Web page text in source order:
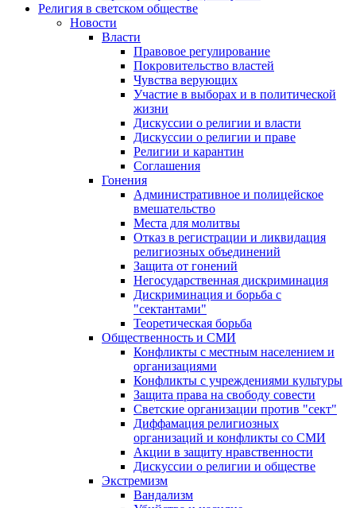
Религия в светском обществе
Новости
Власти
Правовое регулирование
Покровительство властей
Чувства верующих
Участие в выборах и в политической
жизни
Дискуссии о религии и власти
Дискуссии о религии и праве
Религии и карантин
Соглашения
Гонения
Административное и полицейское
вмешательство
Места для молитвы
Отказ в регистрации и ликвидация
религиозных объединений
Защита от гонений
Негосударственная дискриминация
Дискриминация и борьба с
"сектантами"
Теоретическая борьба
Общественность и СМИ
Конфликты с местным населением и
организациями
Конфликты с учреждениями культуры
Защита права на свободу совести
Светские организации против "сект"
Диффамация религиозных
организаций и конфликты со СМИ
Акции в защиту нравственности
Дискуссии о религии и обществе
Экстремизм
Вандализм